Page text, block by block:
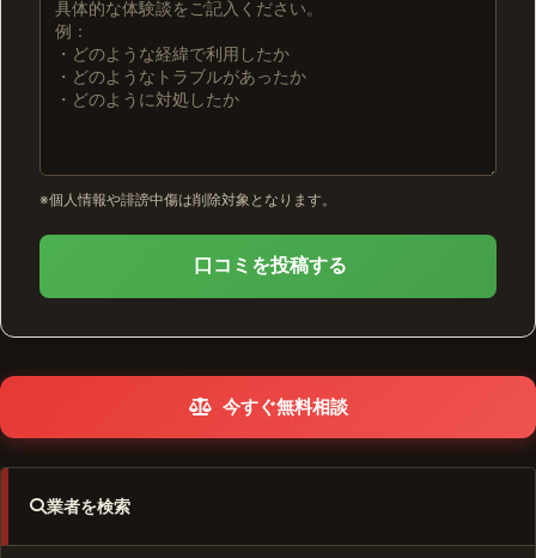
※個人情報や誹謗中傷は削除対象となります。
口コミを投稿する
今すぐ無料相談
業者を検索